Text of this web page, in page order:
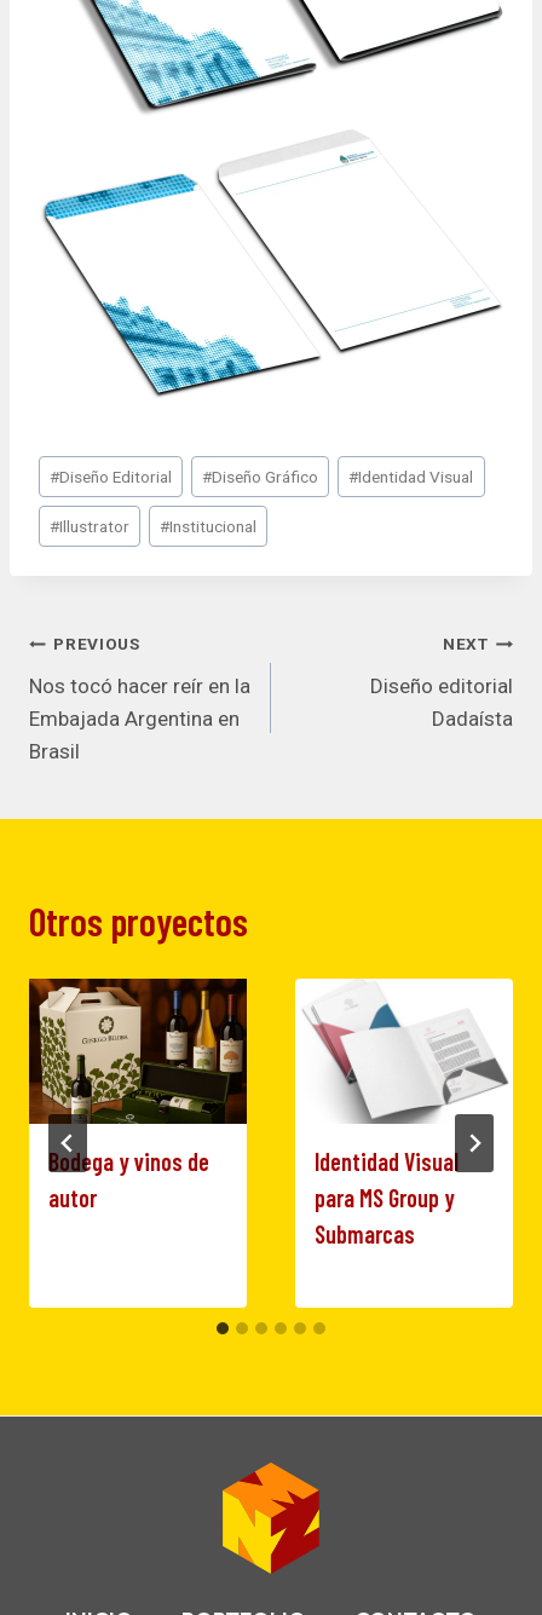
Post
Tags:
#Diseño Editorial #Diseño Gráfico #Identidad Visual
#Illustrator #Institucional
Navegación
de
entradas
PREVIOUS
Nos tocó hacer reír en la
Embajada Argentina en
Brasil
NEXT
Diseño editorial
Dadaísta
Otros proyectos
Bodega y vinos de
autor
Identidad Visual
para MS Group y
Submarcas